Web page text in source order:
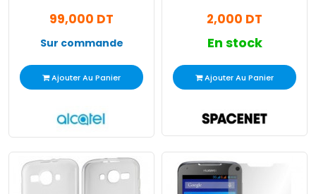
99,000 DT
Sur commande
Ajouter Au Panier
2,000 DT
En stock
Ajouter Au Panier